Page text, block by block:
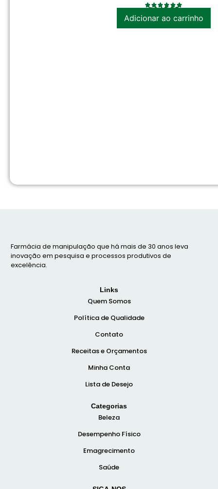
R$42.20
Adicionar ao carrinho
Farmácia de manipulação que há mais de 30 anos leva
inovação em pesquisa e processos produtivos de
excelência.
Links
Quem Somos
Política de Qualidade
Contato
Receitas e Orçamentos
Minha Conta
Lista de Desejo
Categorias
Beleza
Desempenho Físico
Emagrecimento
Saúde